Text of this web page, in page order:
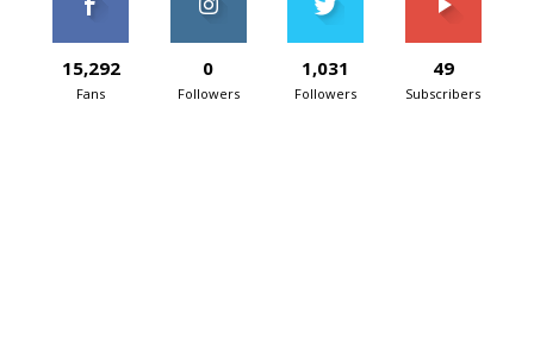
15,292
Fans
0
Followers
1,031
Followers
49
Subscribers